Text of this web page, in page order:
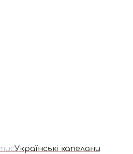
Українські капелани